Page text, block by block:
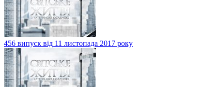
456 випуск від 11 листопада 2017 року